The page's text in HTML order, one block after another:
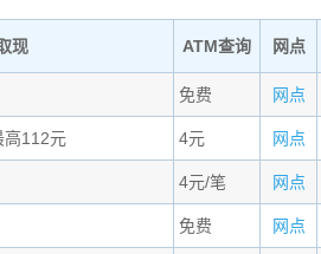
现 ATM查询 网点
免费 网点
高112元 4元 网点
4元/笔 网点
免费 网点